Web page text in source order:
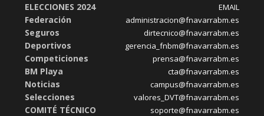
ELECCIONES 2024
Federación
Seguros
Deportivos
Competiciones
BM Playa
Noticias
Selecciones
COMITÉ TÉCNICO
EMAIL
administracion@fnavarrabm.es
dirtecnico@fnavarrabm.es
gerencia_fnbm@fnavarrabm.es
prensa@fnavarrabm.es
cta@fnavarrabm.es
campus@fnavarrabm.es
valores_DVT@fnavarrabm.es
soporte@fnavarrabm.es